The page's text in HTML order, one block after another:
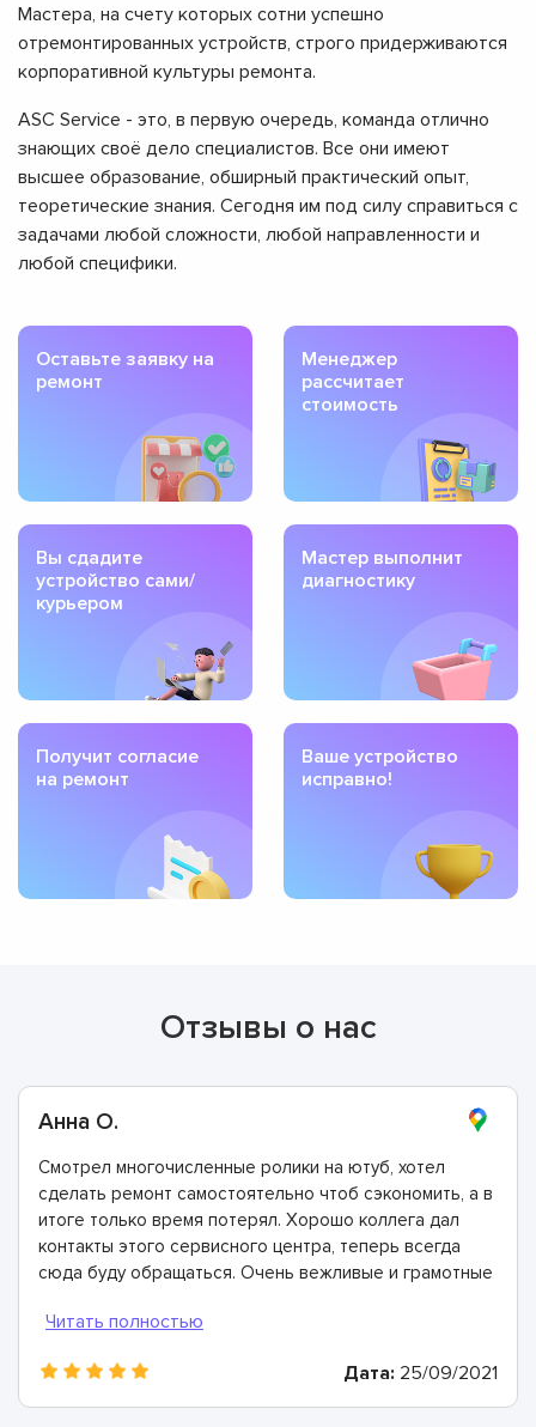
Мастера, на счету которых сотни успешно
отремонтированных устройств, строго придерживаются
корпоративной культуры ремонта.
ASC Service - это, в первую очередь, команда отлично
знающих своё дело специалистов. Все они имеют
высшее образование, обширный практический опыт,
теоретические знания. Сегодня им под силу справиться с
задачами любой сложности, любой направленности и
любой специфики.
Оставьте заявку на
ремонт
Менеджер
рассчитает
стоимость
Вы сдадите
устройство сами/
курьером
Мастер выполнит
диагностику
Получит согласие
на ремонт
Ваше устройство
исправно!
Отзывы о нас
Анна О.
Смотрел многочисленные ролики на ютуб, хотел
сделать ремонт самостоятельно чтоб сэкономить, а в
итоге только время потерял. Хорошо коллега дал
контакты этого сервисного центра, теперь всегда
сюда буду обращаться. Очень вежливые и грамотные
гарантию.
Дата: 25/09/2021